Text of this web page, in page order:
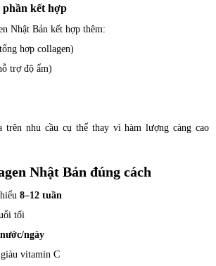
phần kết hợp
Nhật Bản kết hợp thêm:
hợp collagen)
trợ độ ẩm)
trên nhu cầu cụ thể thay vì hàm lượng càng cao
Nhật Bản đúng cách
8–12 tuần
tối
ngày
vitamin C